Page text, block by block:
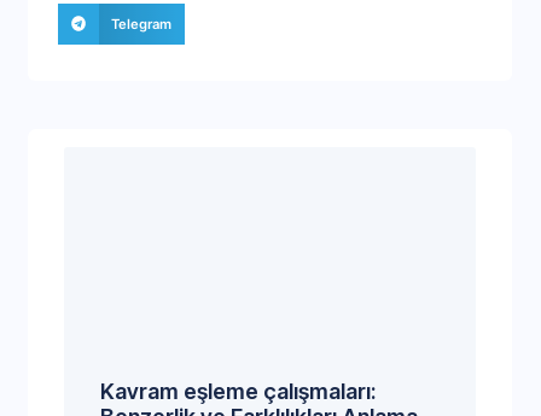
Telegram
Kavram eşleme çalışmaları: